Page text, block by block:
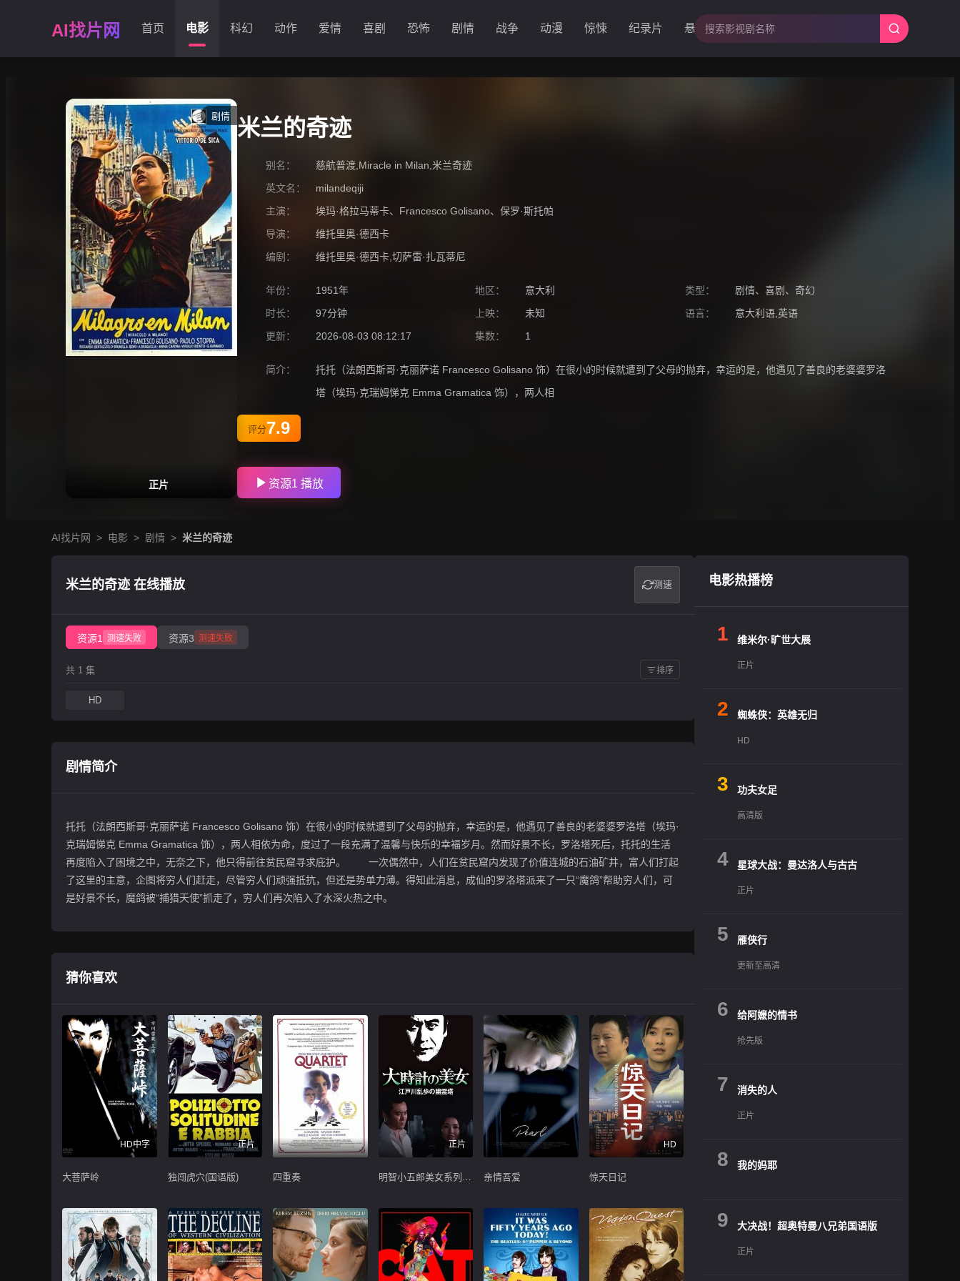
AI找片网 首页 电影 科幻 动作 爱情 喜剧 恐怖 剧情 战争 动漫 惊悚 纪录片 悬疑
剧情
正片
米兰的奇迹
别名：
慈航普渡,Miracle in Milan,米兰奇迹
英文名：
milandeqiji
主演：
埃玛·格拉马蒂卡、 Francesco Golisano、 保罗·斯托帕
导演：
维托里奥·德西卡
编剧：
维托里奥·德西卡,切萨雷·扎瓦蒂尼
年份： 1951年 地区： 意大利 类型： 剧情、 喜剧 、 奇幻
时长：
97分钟 上映： 未知 语言：
意大利语,英语
更新：
2026-08-03 08:12:17 集数： 1
简介：
托托（法朗西斯哥·克丽萨诺 Francesco Golisano 饰）在很小的时候就遭到了父母的抛弃，幸运的是，他遇见了善良的老婆婆罗洛
塔（埃玛·克瑞姆悌克 Emma Gramatica 饰），两人相
评分7.9
资源1 播放
AI找片网 > 电影 > 剧情 > 米兰的奇迹
米兰的奇迹 在线播放 测速
资源1 测速失败 资源3 测速失败
共 1 集 排序
HD
剧情简介
托托（法朗西斯哥·克丽萨诺 Francesco Golisano 饰）在很小的时候就遭到了父母的抛弃，幸运的是，他遇见了善良的老婆婆罗洛塔（埃玛·
克瑞姆悌克 Emma Gramatica 饰），两人相依为命，度过了一段充满了温馨与快乐的幸福岁月。然而好景不长，罗洛塔死后，托托的生活
再度陷入了困境之中，无奈之下，他只得前往贫民窟寻求庇护。 一次偶然中，人们在贫民窟内发现了价值连城的石油矿井，富人们打起
了这里的主意，企图将穷人们赶走，尽管穷人们顽强抵抗，但还是势单力薄。得知此消息，成仙的罗洛塔派来了一只“魔鸽”帮助穷人们，可
是好景不长，魔鸽被“捕猎天使”抓走了，穷人们再次陷入了水深火热之中。
猜你喜欢
HD中字
大菩萨岭
正片
独闯虎穴(国语版) 四重奏
正片
明智小五郎美女系列10：大时计的美女 亲情吾爱
HD
惊天日记
电影热播榜
1 维米尔·旷世大展
正片
2 蜘蛛侠：英雄无归
HD
3 功夫女足
高清版
4 星球大战：曼达洛人与古古
正片
5 雁侠行
更新至高清
6 给阿嬷的情书
抢先版
7 消失的人
正片
8 我的妈耶
9 大决战！超奥特曼八兄弟国语版
正片